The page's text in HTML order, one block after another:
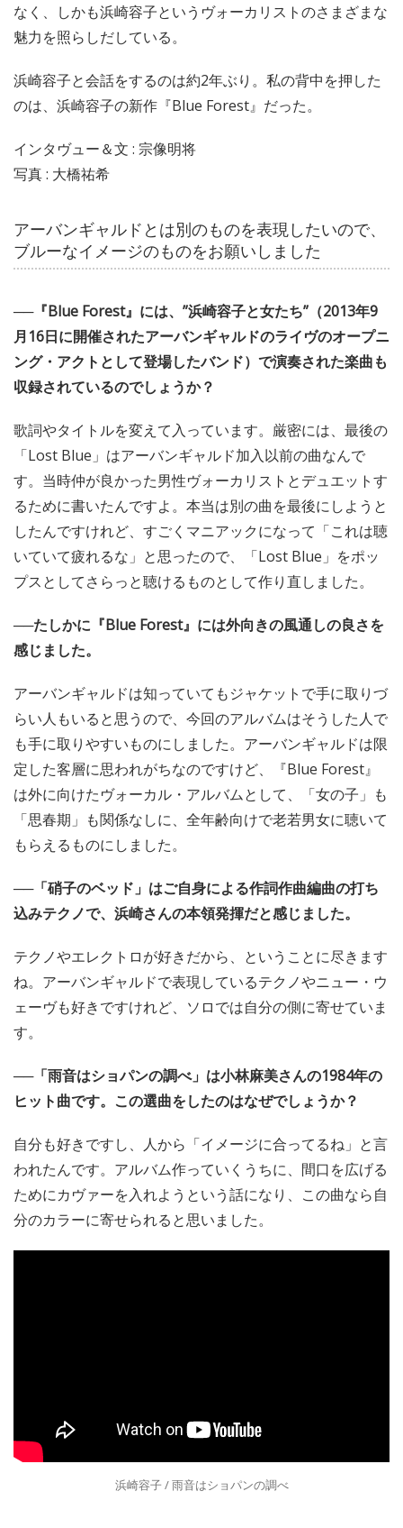
なく、しかも浜崎容子というヴォーカリストのさまざまな
魅力を照らしだしている。
浜崎容子と会話をするのは約2年ぶり。私の背中を押した
のは、浜崎容子の新作『Blue Forest』だった。
インタヴュー＆文 : 宗像明将
写真 : 大橋祐希
アーバンギャルドとは別のものを表現したいので、
ブルーなイメージのものをお願いしました
──『Blue Forest』には、”浜崎容子と女たち”（2013年9
月16日に開催されたアーバンギャルドのライヴのオープニ
ング・アクトとして登場したバンド）で演奏された楽曲も
収録されているのでしょうか？
歌詞やタイトルを変えて入っています。厳密には、最後の
「Lost Blue」はアーバンギャルド加入以前の曲なんで
す。当時仲が良かった男性ヴォーカリストとデュエットす
るために書いたんですよ。本当は別の曲を最後にしようと
したんですけれど、すごくマニアックになって「これは聴
いていて疲れるな」と思ったので、「Lost Blue」をポッ
プスとしてさらっと聴けるものとして作り直しました。
──たしかに『Blue Forest』には外向きの風通しの良さを
感じました。
アーバンギャルドは知っていてもジャケットで手に取りづ
らい人もいると思うので、今回のアルバムはそうした人で
も手に取りやすいものにしました。アーバンギャルドは限
定した客層に思われがちなのですけど、『Blue Forest』
は外に向けたヴォーカル・アルバムとして、「女の子」も
「思春期」も関係なしに、全年齢向けで老若男女に聴いて
もらえるものにしました。
──「硝子のベッド」はご自身による作詞作曲編曲の打ち
込みテクノで、浜崎さんの本領発揮だと感じました。
テクノやエレクトロが好きだから、ということに尽きます
ね。アーバンギャルドで表現しているテクノやニュー・ウ
ェーヴも好きですけれど、ソロでは自分の側に寄せていま
す。
──「雨音はショパンの調べ」は小林麻美さんの1984年の
ヒット曲です。この選曲をしたのはなぜでしょうか？
自分も好きですし、人から「イメージに合ってるね」と言
われたんです。アルバム作っていくうちに、間口を広げる
ためにカヴァーを入れようという話になり、この曲なら自
分のカラーに寄せられると思いました。
浜崎容子 / 雨音はショパンの調べ